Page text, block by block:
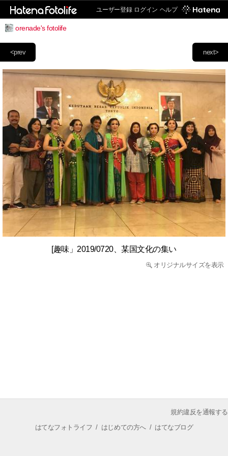
ユーザー登録 ログイン ヘルプ
orenade's fotolife
next>
<prev
[趣味」2019/0720、某国文化の集い
オリジナルサイズを表示
規約違反を通報する
はてなフォトライフ / はじめての方へ/ はてなブログ